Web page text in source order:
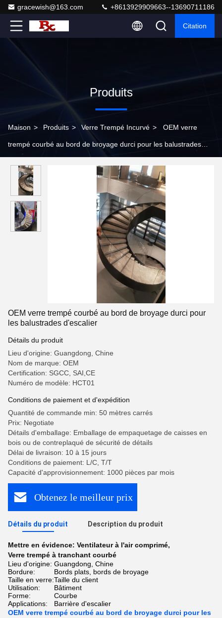
gracewish@163.com +8613929909663--13690711186
Citation
Produits
Maison > Produits > Verre Trempé Incurvé > OEM verre
trempé courbé au bord de broyage durci pour les balustrades
OEM verre trempé courbé au bord de broyage durci pour
les balustrades d'escalier
Détails du produit
Lieu d'origine: Guangdong, Chine
Nom de marque: OEM
Certification: SGCC, SAI,CE
Numéro de modèle: HCT01
Conditions de paiement et d'expédition
Quantité de commande min: 50 mètres carrés
Prix: Negotiate
Détails d'emballage: Emballage de empaquetage de caisses en
bois ou de contreplaqué de sécurité de détails
Délai de livraison: 10 à 15 jours
Conditions de paiement: L/C, T/T
Capacité d'approvisionnement: 1000 pièces par mois
Obtenez le meilleur prix
Détails du produit Description du produit
Mettre en évidence: Ventilateur à l'air comprimé,
Verre trempé à tranchant courbé
Lieu d'origine: Guangdong, Chine
Bordure:
Bords plats, bords de broyage
Taille en verre:Taille du client
Utilisation:
Bâtiment
Forme:
Courbe
Applications:
Barrière d'escalier
OEM verre trempé courbé au bord de broyage durci pour les